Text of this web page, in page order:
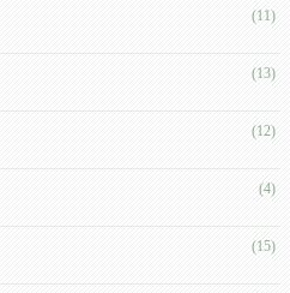
(11)
(13)
(12)
(4)
(15)